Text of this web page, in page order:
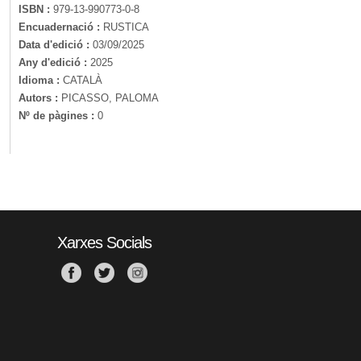
ISBN : 979-13-990773-0-8
Encuadernació : RUSTICA
Data d'edició : 03/09/2025
Any d'edició : 2025
Idioma : CATALÀ
Autors : PICASSO, PALOMA
Nº de pàgines : 0
Xarxes Socials